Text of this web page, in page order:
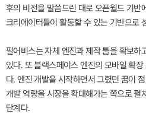
후의 비전을 말씀드린 대로 오픈월드 기반
크리에이터들이 활동할 수 있는 기반으로
펄어비스는 자체 엔진과 제작 툴을 확보하
있다. 또 블랙스페이스 엔진의 모바일 확
다. 엔진 개발을 시작하면서 그렸던 꿈이
개발 역량을 시장을 확대해가는 쪽으로 펼
단계다.